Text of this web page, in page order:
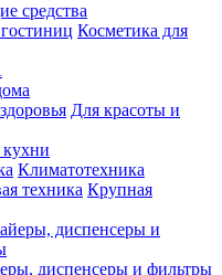
средства
Косметика для
Для красоты и
Климатотехника
Крупная
диспенсеры и фильтры